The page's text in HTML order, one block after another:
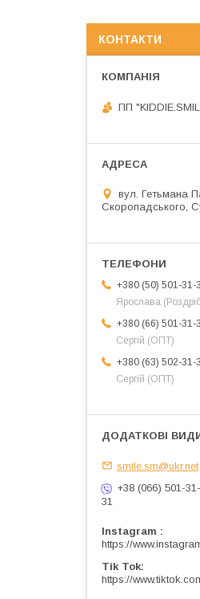
КОНТАКТИ
ПП
вул. Гетьмана
Скоропадського,
+380 (50) 501-31-
Ярослава
+380 (66) 501-31-
Сергій (ОПТ)
+380 (63) 502-31-
Сергій (ОПТ)
smile.sm@ukr.net
+38 (066) 501-
31
Instagram
https://
Tik Tok
https://